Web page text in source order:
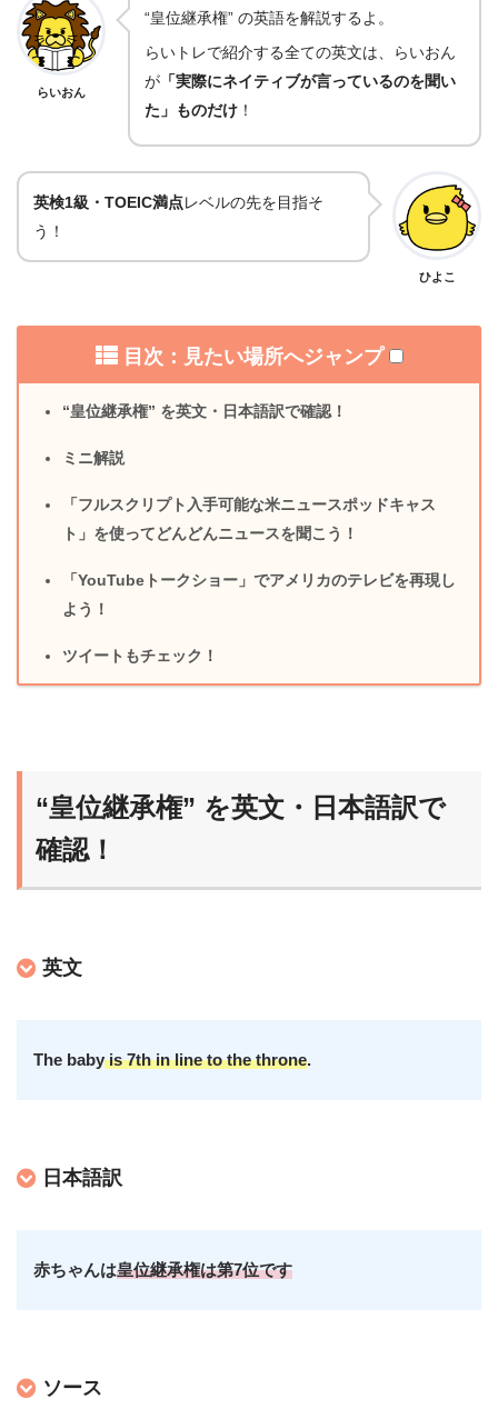
らいおん
“皇位継承権” の英語を解説するよ。
らいトレで紹介する全ての英文は、らいおん
が 「実際にネイティブが言っているのを聞い
た」ものだけ ！
英検1級・TOEIC満点レベルの先を目指そ
う！
ひよこ
目次：見たい場所へジャンプ
“皇位継承権” を英文・日本語訳で確認！
ミニ解説
「フルスクリプト入手可能な米ニュースポッドキャス
ト」を使ってどんどんニュースを聞こう！
「YouTubeトークショー」でアメリカのテレビを再現し
よう！
ツイートもチェック！
“皇位継承権” を英文・日本語訳で
確認！
英文
The babyis 7th in line to the throne.
日本語訳
赤ちゃんは皇位継承権は第7位です
ソース